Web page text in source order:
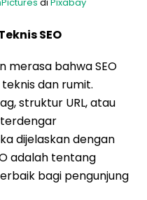
SEO
merasa bahwa SEO
dan rumit.
struktur URL, atau
dijelaskan dengan
adalah tentang
bagi pengunjung